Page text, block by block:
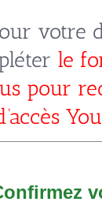
votre
le
pour